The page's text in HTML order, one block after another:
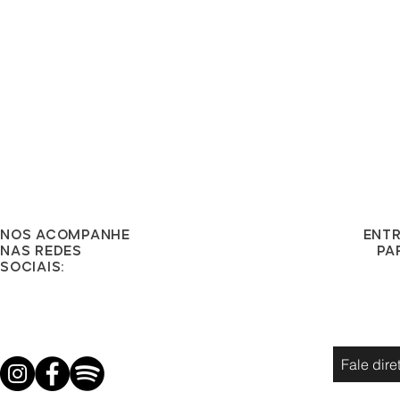
Nos acompanhe
nas redes
sociais:
Fale